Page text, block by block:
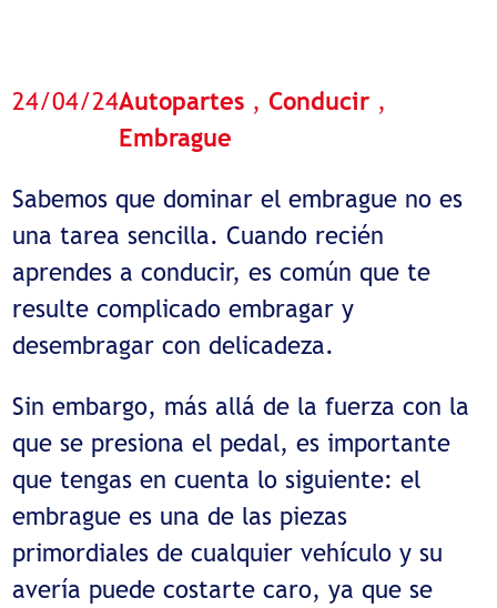
24/04/24Autopartes ,Conducir ,
Embrague
Sabemos que dominar el embrague no es
una tarea sencilla. Cuando recién
aprendes a conducir, es común que te
resulte complicado embragar y
desembragar con delicadeza.
Sin embargo, más allá de la fuerza con la
que se presiona el pedal, es importante
que tengas en cuenta lo siguiente: el
embrague es una de las piezas
primordiales de cualquier vehículo y su
avería puede costarte caro, ya que se